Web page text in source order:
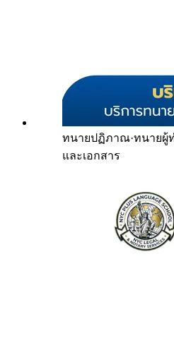
ทนายปฏิภาณ·ทนายผู้
และเอกสาร